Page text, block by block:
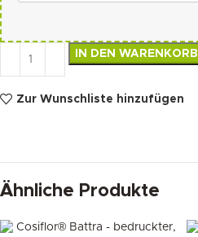
IN DEN WARENKORB
Zur Wunschliste hinzufügen
Ähnliche Produkte